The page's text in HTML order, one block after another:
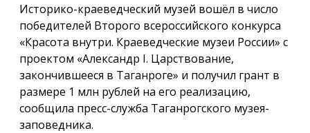
Историко-краеведческий музей вошёл в число
победителей Второго всероссийского конкурса
«Красота внутри. Краеведческие музеи России» с
проектом «Александр I. Царствование,
закончившееся в Таганроге» и получил грант в
размере 1 млн рублей на его реализацию,
сообщила пресс-служба Таганрогского музея-
заповедника.